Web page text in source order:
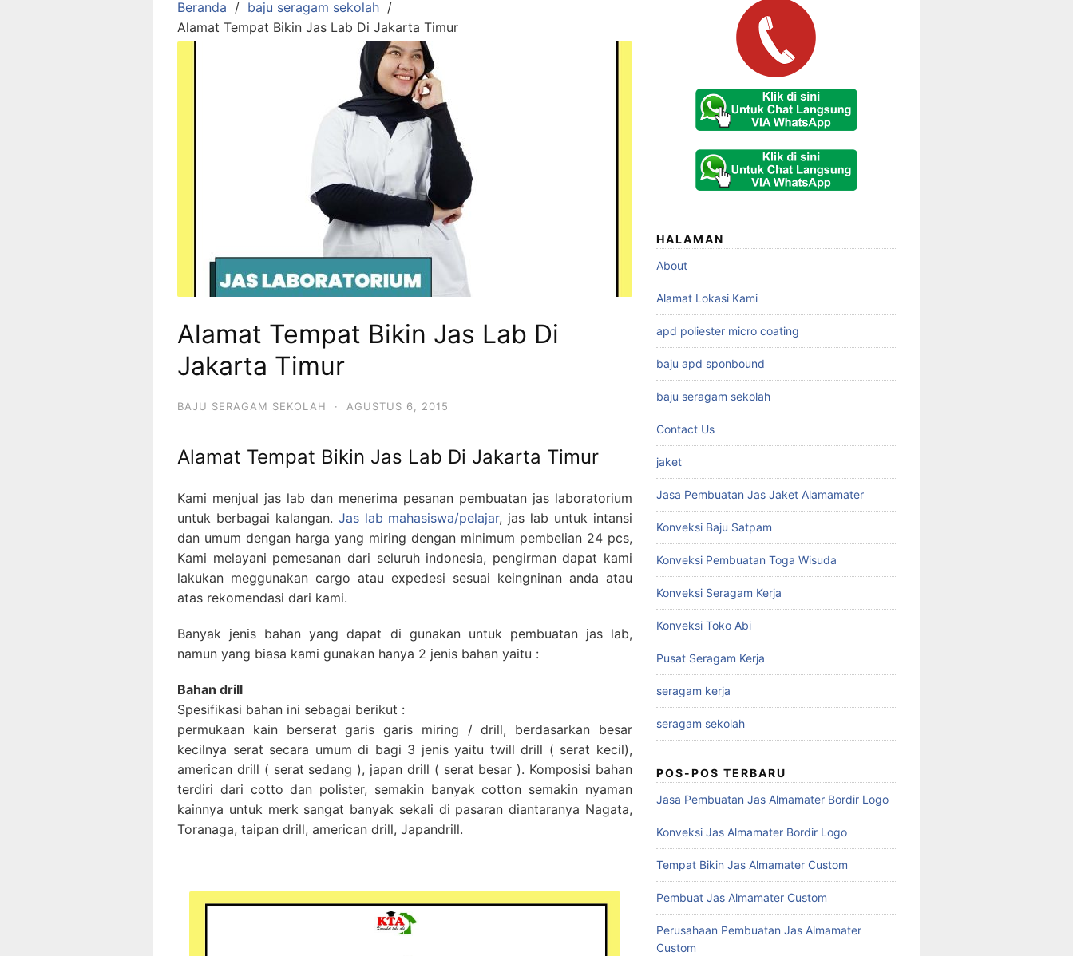
Beranda
baju seragam sekolah
Alamat Tempat Bikin Jas Lab Di Jakarta Timur
Alamat Tempat Bikin Jas Lab Di
Jakarta Timur
BAJU SERAGAM SEKOLAH · AGUSTUS 6, 2015
Alamat Tempat Bikin Jas Lab Di Jakarta Timur
Kami menjual jas lab dan menerima pesanan pembuatan jas laboratorium
untuk berbagai kalangan. Jas lab mahasiswa/pelajar, jas lab untuk intansi
dan umum dengan harga yang miring dengan minimum pembelian 24 pcs,
Kami melayani pemesanan dari seluruh indonesia, pengirman dapat kami
lakukan meggunakan cargo atau expedesi sesuai keingninan anda atau
atas rekomendasi dari kami.
Banyak jenis bahan yang dapat di gunakan untuk pembuatan jas lab,
namun yang biasa kami gunakan hanya 2 jenis bahan yaitu :
Bahan drill
Spesifikasi bahan ini sebagai berikut :
permukaan kain berserat garis garis miring / drill, berdasarkan besar
kecilnya serat secara umum di bagi 3 jenis yaitu twill drill ( serat kecil),
american drill ( serat sedang ), japan drill ( serat besar ). Komposisi bahan
terdiri dari cotto dan polister, semakin banyak cotton semakin nyaman
kainnya untuk merk sangat banyak sekali di pasaran diantaranya Nagata,
Toranaga, taipan drill, american drill, Japandrill.
HALAMAN
About
Alamat Lokasi Kami
apd poliester micro coating
baju apd sponbound
baju seragam sekolah
Contact Us
jaket
Jasa Pembuatan Jas Jaket Alamamater
Konveksi Baju Satpam
Konveksi Pembuatan Toga Wisuda
Konveksi Seragam Kerja
Konveksi Toko Abi
Pusat Seragam Kerja
seragam kerja
seragam sekolah
POS-POS TERBARU
Jasa Pembuatan Jas Almamater Bordir Logo
Konveksi Jas Almamater Bordir Logo
Tempat Bikin Jas Almamater Custom
Pembuat Jas Almamater Custom
Perusahaan Pembuatan Jas Almamater
Custom